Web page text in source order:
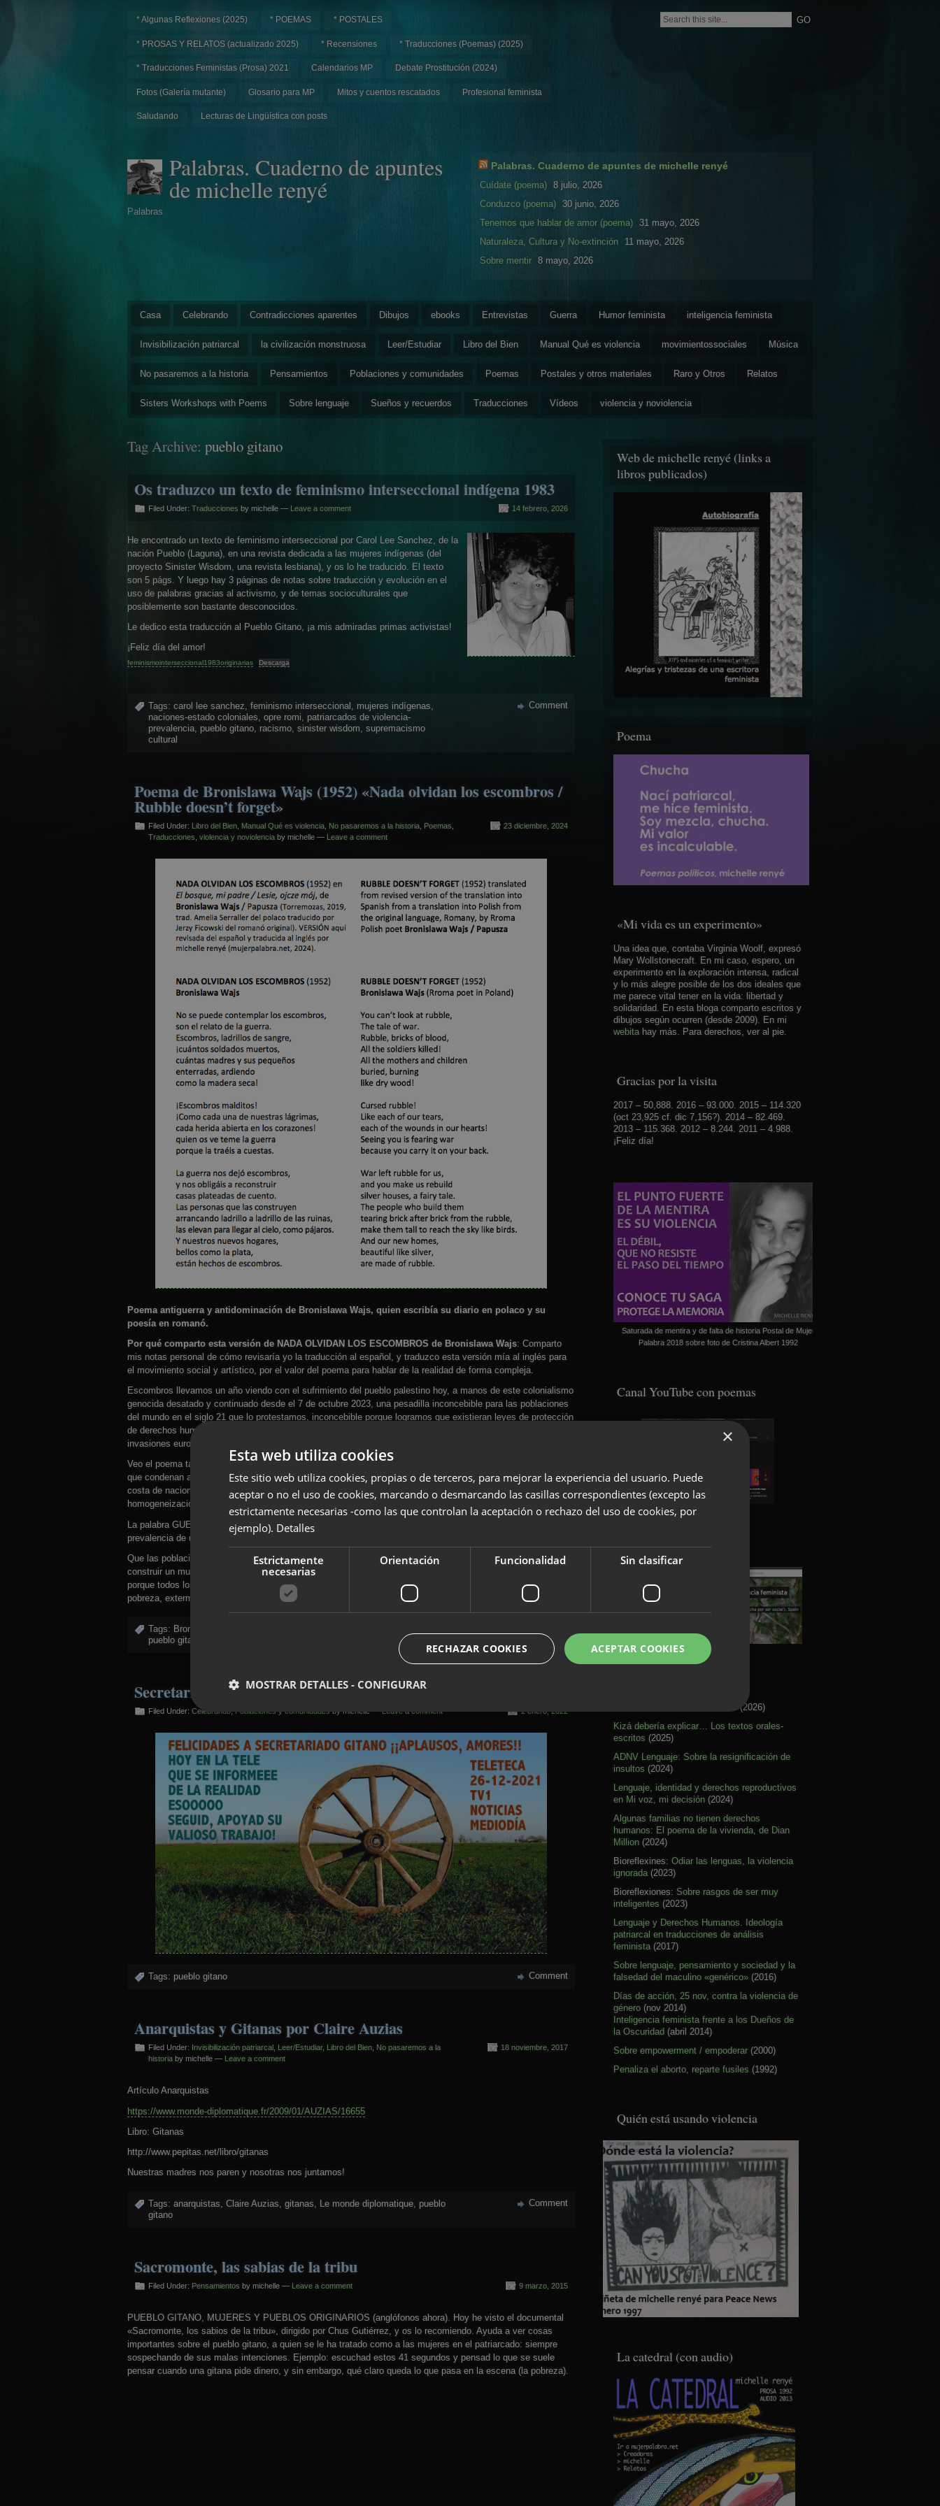
* Algunas Reflexiones (2025) * POEMAS * POSTALES
* PROSAS Y RELATOS (actualizado 2025) * Recensiones * Traducciones (Poemas) (2025)
* Traducciones Feministas (Prosa) 2021 Calendarios MP Debate Prostitución (2024)
Fotos (Galería mutante) Glosario para MP Mitos y cuentos rescatados Profesional feminista
Saludando Lecturas de Lingüística con posts
Palabras. Cuaderno de apuntes
de michelle renyé
Palabras
Palabras. Cuaderno de apuntes de michelle renyé
Cuídate (poema) 8 julio, 2026
Conduzco (poema)
30 junio, 2026
Tenemos que hablar de amor (poema) 31 mayo, 2026
Naturaleza, Cultura y No-extinción
11 mayo, 2026
Sobre mentir 8 mayo, 2026
Casa Celebrando Contradicciones aparentes Dibujos ebooks Entrevistas Guerra Humor feminista inteligencia feminista
Invisibilización patriarcal la civilización monstruosa Leer/Estudiar Libro del Bien Manual Qué es violencia movimientossociales Música
No pasaremos a la historia Pensamientos Poblaciones y comunidades Poemas Postales y otros materiales Raro y Otros Relatos
Sisters Workshops with Poems Sobre lenguaje Sueños y recuerdos Traducciones Vídeos violencia y noviolencia
Tag Archive: pueblo gitano
Os traduzco un texto de feminismo interseccional indígena 1983
Filed Under: Traducciones by michelle — Leave a comment 14 febrero, 2026
He encontrado un texto de feminismo interseccional por Carol Lee Sanchez, de la
nación Pueblo (Laguna), en una revista dedicada a las mujeres indígenas (del
proyecto Sinister Wisdom, una revista lesbiana), y os lo he traducido. El texto
son 5 págs. Y luego hay 3 páginas de notas sobre traducción y evolución en el
uso de palabras gracias al activismo, y de temas socioculturales que
posiblemente son bastante desconocidos.
Le dedico esta traducción al Pueblo Gitano, ¡a mis admiradas primas activistas!
¡Feliz día del amor!
feminismointerseccional1983originarias Descarga
Tags: carol lee sanchez, feminismo interseccional , mujeres indígenas,
naciones-estado coloniales, opre romi, patriarcados de violencia-
prevalencia, pueblo gitano, racismo, sinister wisdom, supremacismo
cultural
Comment
Poema de Bronislawa Wajs (1952) «Nada olvidan los escombros /
Rubble doesn’t forget»
Filed Under: Libro del Bien Manual Qué es violencia No pasaremos a la historia Poemas
Traducciones violencia y noviolencia by michelle — Leave a comment
23 diciembre, 2024
Poema antiguerra y antidominación de Bronislawa Wajs, quien escribía su diario en polaco y su
poesía en romanó.
Por qué comparto esta versión de NADA OLVIDAN LOS ESCOMBROS de Bronislawa Wajs: Comparto
mis notas personal de cómo revisaría yo la traducción al español, y traduzco esta versión mía al inglés para
el movimiento social y artístico, por el valor del poema para hablar de la realidad de forma compleja.
Escombros llevamos un año viendo con el sufrimiento del pueblo palestino hoy, a manos de este colonialismo
genocida desatado y continuado desde el 7 de octubre 2023, una pesadilla inconcebible para las poblaciones
del mundo en el siglo 21 que lo protestamos, inconcebible porque logramos que existieran leyes de protección
de derechos humanos y culturales y de la naturaleza con siglos de luchas individuales y colectivas desde las
invasiones europeas o Colonización.
Veo el poema también muy relacionado con los efectos a día de hoy del colonialismo, por incontables vías
que condenan a estigmatización y pobreza a tanta gente de las naciones-estado que se han construido a
costa de naciones o pueblos del mundo, tanto fuera con sus invasiones, como dentro, con su obsesión de
homogeneización o borrado de la diversidad cultural de hecho.
La palabra GUERRA no nombra bien lo que han sido y son estas “guerras” de agresión-explotación-robo-
prevalencia de un bando para aniquilar a pueblos y establecer un orden de amenaza y explotación perpetuas.
Que las poblaciones del mundo sigamos gritando BASTA! Y también REPARACIÓN, para que podamos
construir un mundo humano con respeto a la diversidad identitaria y cultural, donde se pueda vivir y convivir,
porque todos los pueblos o naciones que no son naciones-estado llevan siglos sometidos a estigmatización,
pobreza, exterminio, explotación o guerra.
Tags: Bronislawa Wajs
pueblo gitano
Secretariado Gitano
Filed Under: Celebrando,Poblaciones y comunidadesby michelle —Leave a comment 2 enero, 2022
Tags: pueblo gitano Comment
Anarquistas y Gitanas por Claire Auzias
Filed Under: Invisibilización patriarcal Leer/Estudiar, Libro del Bien
No pasaremos a la
historia by michelle — Leave a comment
18 noviembre, 2017
Artículo Anarquistas
https://www.monde-diplomatique.fr/2009/01/AUZIAS/16655
Libro: Gitanas
http://www.pepitas.net/libro/gitanas
Nuestras madres nos paren y nosotras nos juntamos!
Tags: anarquistas Claire Auzias gitanas Le monde diplomatique pueblo
gitano
Comment
Sacromonte, las sabias de la tribu
Filed Under: Pensamientos by michelle — Leave a comment 9 marzo, 2015
PUEBLO GITANO, MUJERES Y PUEBLOS ORIGINARIOS (anglófonos ahora). Hoy he visto el documental
«Sacromonte, los sabios de la tribu», dirigido por Chus Gutiérrez, y os lo recomiendo. Ayuda a ver cosas
importantes sobre el pueblo gitano, a quien se le ha tratado como a las mujeres en el patriarcado: siempre
sospechando de sus malas intenciones. Ejemplo: escuchad estos 41 segundos y pensad lo que se suele
pensar cuando una gitana pide dinero, y sin embargo, qué claro queda lo que pasa en la escena (la pobreza).
Web de michelle renyé (links a
libros publicados)
Poema
«Mi vida es un experimento»
Una idea que, contaba Virginia Woolf, expresó
Mary Wollstonecraft. En mi caso, espero, un
experimento en la exploración intensa, radical
y lo más alegre posible de los dos ideales que
me parece vital tener en la vida: libertad y
solidaridad. En esta bloga comparto escritos y
dibujos según ocurren (desde 2009). En mi
webita hay más. Para derechos, ver al pie.
Gracias por la visita
2017 – 50,888. 2016 – 93.000. 2015 – 114.320
(oct 23,925 cf. dic 7,156?). 2014 – 82.469.
2013 – 115.368. 2012 – 8.244. 2011 – 4.988.
¡Feliz día!
Saturada de mentira y de falta de historia Postal de Mujer
Palabra 2018 sobre foto de Cristina Albert 1992
Canal YouTube con poemas
Soundcloud con poemas
(2026)
Kizá debería explicar… Los textos orales-
escritos (2025)
ADNV Lenguaje: Sobre la resignificación de
insultos (2024)
Lenguaje, identidad y derechos reproductivos
en Mi voz, mi decisión (2024)
Algunas familias no tienen derechos
humanos: El poema de la vivienda, de Dian
Million (2024)
Bioreflexines: Odiar las lenguas, la violencia
ignorada (2023)
Bioreflexiones: Sobre rasgos de ser muy
inteligentes (2023)
Lenguaje y Derechos Humanos. Ideología
patriarcal en traducciones de análisis
feminista (2017)
Sobre lenguaje, pensamiento y sociedad y la
falsedad del maculino «genérico» (2016)
Días de acción, 25 nov, contra la violencia de
género (nov 2014)
Inteligencia feminista frente a los Dueños de
la Oscuridad (abril 2014)
Sobre empowerment / empoderar (2000)
Penaliza el aborto, reparte fusiles (1992)
Quién está usando violencia
La catedral (con audio)
×
Esta web utiliza cookies
Este sitio web utiliza cookies, propias o de terceros, para mejorar la experiencia del usuario. Puede
aceptar o no el uso de cookies, marcando o desmarcando las casillas correspondientes (excepto las
estrictamente necesarias -como las que controlan la aceptación o rechazo del uso de cookies, por
ejemplo). Detalles
Estrictamente
necesarias
Orientación Funcionalidad Sin clasificar
ACEPTAR COOKIES
RECHAZAR COOKIES
MOSTRAR DETALLES - CONFIGURAR